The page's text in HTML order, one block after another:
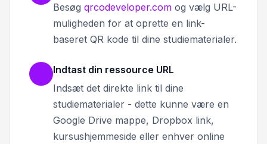
Besøg qrcodeveloper.com og vælg URL-
muligheden for at oprette en link-
baseret QR kode til dine studiematerialer.
Indtast din ressource URL
Indsæt det direkte link til dine
studiematerialer - dette kunne være en
Google Drive mappe, Dropbox link,
kursushjemmeside eller enhver online